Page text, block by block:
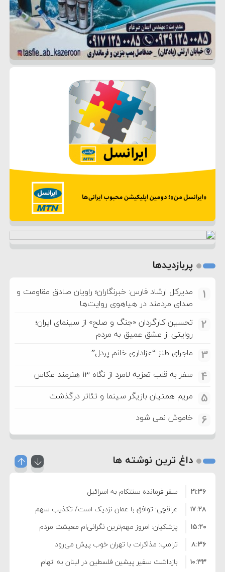
پربازدیدها
1
مدیرکل ارشاد فارس: خبرنگاران؛ راویان صادق مقاومت و
صدای مردمند در هیاهوی روایت‌ها
2
تحسین کارگردان «جنگ و صلح» از سینمای ایران؛
روایتی از عشق عمیق به مردم
3 ماجرای طنز “عزاداری خانم پردل”
4 سفر به قلب تعزیه لامرد از نگاه ۱۳ هنرمند عکاس
5 مریم همتیان بازیگر سینما و تئاتر درگذشت
6 خاموش نمی شود
داغ ترین نوشته ها
سفر فرمانده سنتکام به اسرائیل
۲۱:۳۶
عراقچی: توافق با عمان نزدیک است/ تکذیب سهم
۱۱ درصدی ایران از خزر
۱۷:۲۸
پزشکیان: امروز مهم‌ترین نگرانی‌ام معیشت مردم
است
۱۵:۲۰
ترامپ: مذاکرات با تهران خوب پیش می‌رود
۸:۳۶
بازداشت سفیر پیشین فلسطین در لبنان به اتهام
۱۰:۳۳